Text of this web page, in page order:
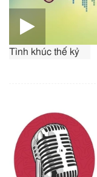
Tình khúc thế kỷ